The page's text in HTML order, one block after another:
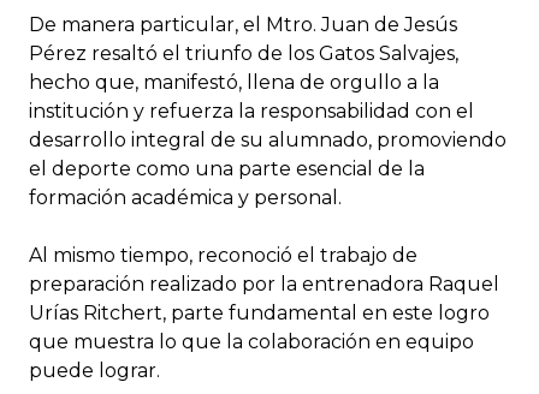
De manera particular, el Mtro. Juan de Jesús
Pérez resaltó el triunfo de los Gatos Salvajes,
hecho que, manifestó, llena de orgullo a la
institución y refuerza la responsabilidad con el
desarrollo integral de su alumnado, promoviendo
el deporte como una parte esencial de la
formación académica y personal.
Al mismo tiempo, reconoció el trabajo de
preparación realizado por la entrenadora Raquel
Urías Ritchert, parte fundamental en este logro
que muestra lo que la colaboración en equipo
puede lograr.